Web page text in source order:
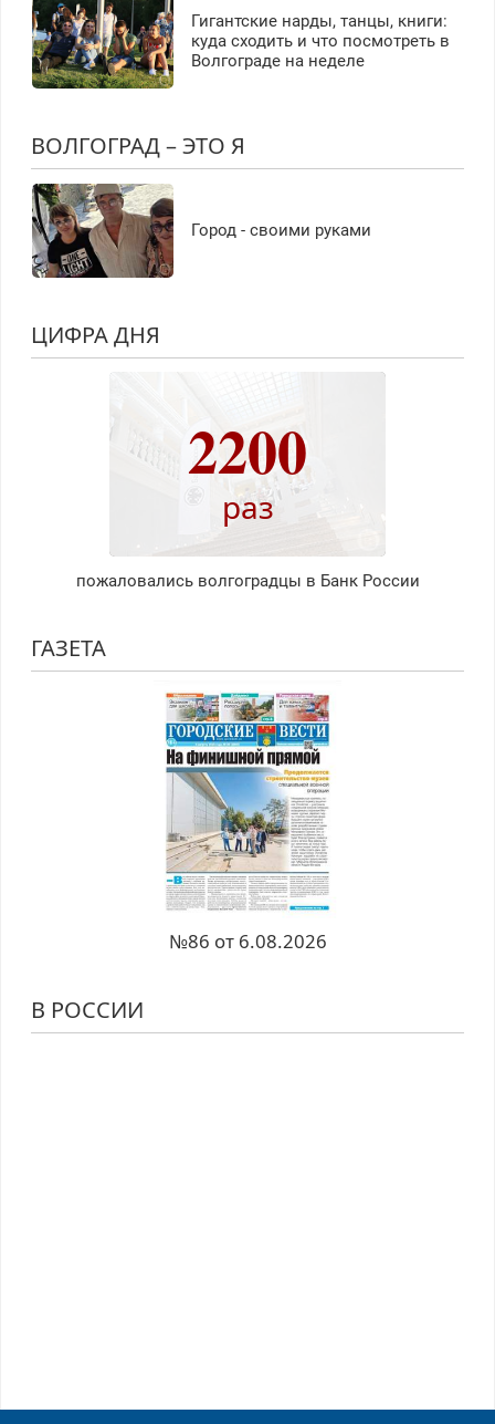
Гигантские нарды, танцы, книги:
куда сходить и что посмотреть в
Волгограде на неделе
ВОЛГОГРАД – ЭТО Я
Город - своими руками
ЦИФРА ДНЯ
2200
раз
пожаловались волгоградцы в Банк России
ГАЗЕТА
№86 от 6.08.2026
В РОССИИ